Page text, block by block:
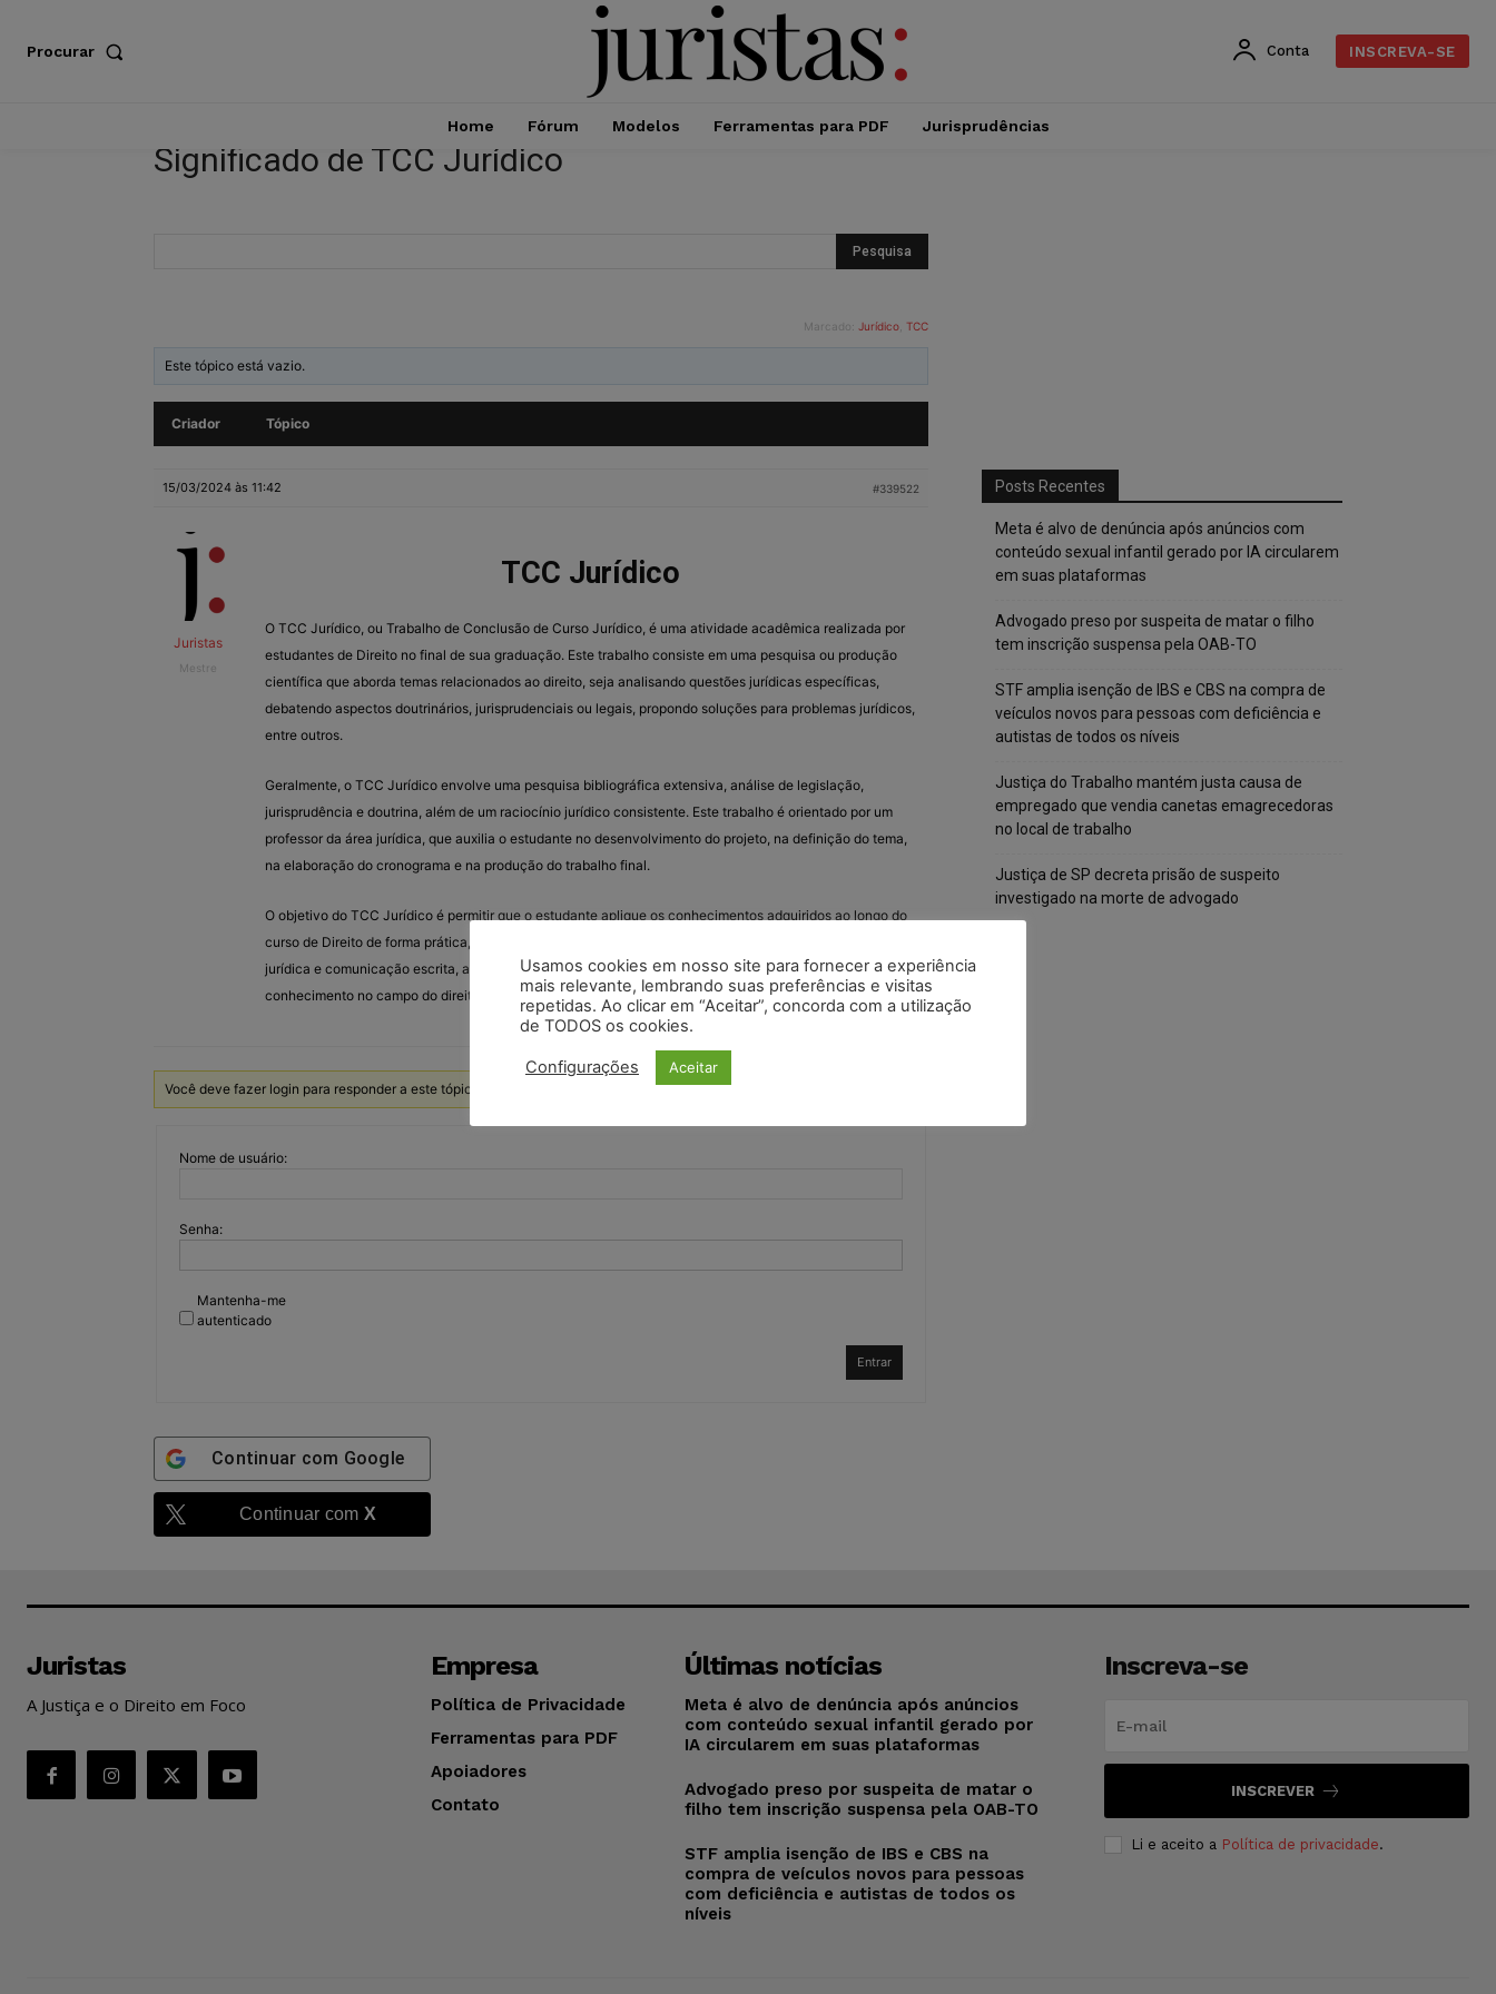
Procurar Conta INSCREVA-SE
Home Fórum Modelos Ferramentas para PDF Jurisprudências
Significado de TCC Jurídico
Marcado: Jurídico TCC
Este tópico está vazio.
Criador Tópico
15/03/2024 às 11:42 #339522
Juristas
Mestre
TCC Jurídico
O TCC Jurídico, ou Trabalho de Conclusão de Curso Jurídico, é uma atividade acadêmica realizada por
estudantes de Direito no final de sua graduação. Este trabalho consiste em uma pesquisa ou produção
científica que aborda temas relacionados ao direito, seja analisando questões jurídicas específicas,
debatendo aspectos doutrinários, jurisprudenciais ou legais, propondo soluções para problemas jurídicos,
entre outros.
Geralmente, o TCC Jurídico envolve uma pesquisa bibliográfica extensiva, análise de legislação,
jurisprudência e doutrina, além de um raciocínio jurídico consistente. Este trabalho é orientado por um
professor da área jurídica, que auxilia o estudante no desenvolvimento do projeto, na definição do tema,
na elaboração do cronograma e na produção do trabalho final.
O objetivo do TCC Jurídico é permitir que o estudante aplique os conhecimentos adquiridos ao longo do
curso de Direito de forma prática, desenvolvendo habilidades de pesquisa, análise crítica, argumentação
jurídica e comunicação escrita, além de contribuir para a produção científica e o avanço do
conhecimento no campo do direito.
Você deve fazer login para responder a este tópico.
Nome de usuário:
Senha:
Mantenha-me
autenticado
Entrar
Continuar com Google
Continuar com X
Posts Recentes
Meta é alvo de denúncia após anúncios com
conteúdo sexual infantil gerado por IA circularem
em suas plataformas
Advogado preso por suspeita de matar o filho
tem inscrição suspensa pela OAB-TO
STF amplia isenção de IBS e CBS na compra de
veículos novos para pessoas com deficiência e
autistas de todos os níveis
Justiça do Trabalho mantém justa causa de
empregado que vendia canetas emagrecedoras
no local de trabalho
Justiça de SP decreta prisão de suspeito
investigado na morte de advogado
Juristas
A Justiça e o Direito em Foco
Empresa
Política de Privacidade
Ferramentas para PDF
Apoiadores
Contato
Últimas notícias
Meta é alvo de denúncia após anúncios
com conteúdo sexual infantil gerado por
IA circularem em suas plataformas
Advogado preso por suspeita de matar o
filho tem inscrição suspensa pela OAB-TO
STF amplia isenção de IBS e CBS na
compra de veículos novos para pessoas
com deficiência e autistas de todos os
níveis
Inscreva-se
INSCREVER
Li e aceito a Política de privacidade.
Usamos cookies em nosso site para fornecer a experiência
mais relevante, lembrando suas preferências e visitas
repetidas. Ao clicar em “Aceitar”, concorda com a utilização
de TODOS os cookies.
Configurações Aceitar